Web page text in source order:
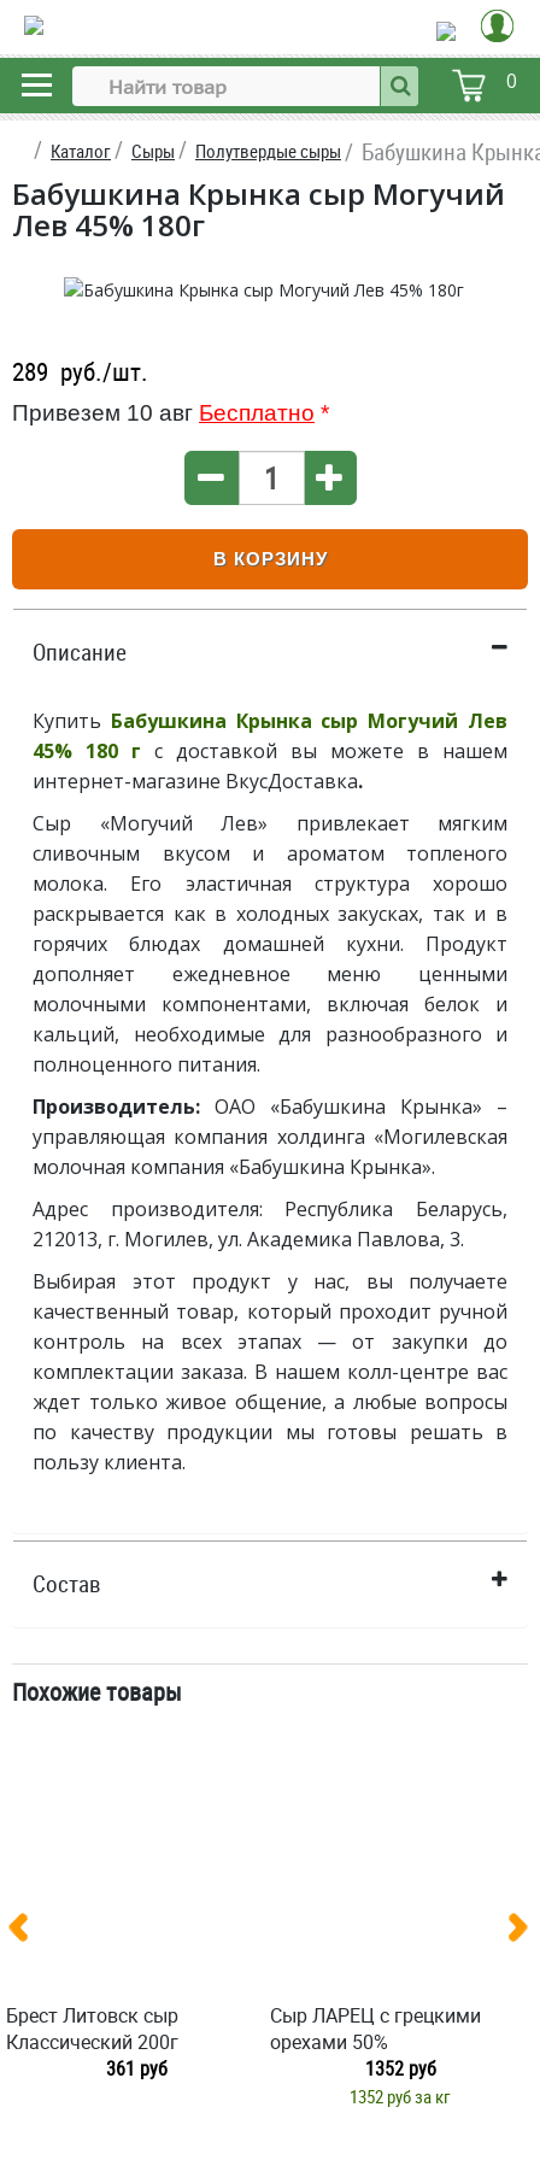
0
Каталог Сыры Полутвердые сыры Бабушкина
Бабушкина Крынка сыр Могучий
Лев 45% 180г
289 руб./шт.
Привезем 10 авг Бесплатно *
В КОРЗИНУ
Описание
Купить Бабушкина Крынка сыр Могучий Лев
45% 180 г с доставкой вы можете в нашем
интернет-магазине ВкусДоставка.
Сыр «Могучий Лев» привлекает мягким
сливочным вкусом и ароматом топленого
молока. Его эластичная структура хорошо
раскрывается как в холодных закусках, так и в
горячих блюдах домашней кухни. Продукт
дополняет ежедневное меню ценными
молочными компонентами, включая белок и
кальций, необходимые для разнообразного и
полноценного питания.
Производитель: ОАО «Бабушкина Крынка» –
управляющая компания холдинга «Могилевская
молочная компания «Бабушкина Крынка».
Адрес производителя: Республика Беларусь,
212013, г. Могилев, ул. Академика Павлова, 3.
Выбирая этот продукт у нас, вы получаете
качественный товар, который проходит ручной
контроль на всех этапах — от закупки до
комплектации заказа. В нашем колл-центре вас
ждет только живое общение, а любые вопросы
по качеству продукции мы готовы решать в
пользу клиента.
Состав
Похожие товары
Брест Литовск сыр
Классический 200г
361 руб
Сыр ЛАРЕЦ с грецкими
орехами 50%
1352 руб
1352 руб за кг